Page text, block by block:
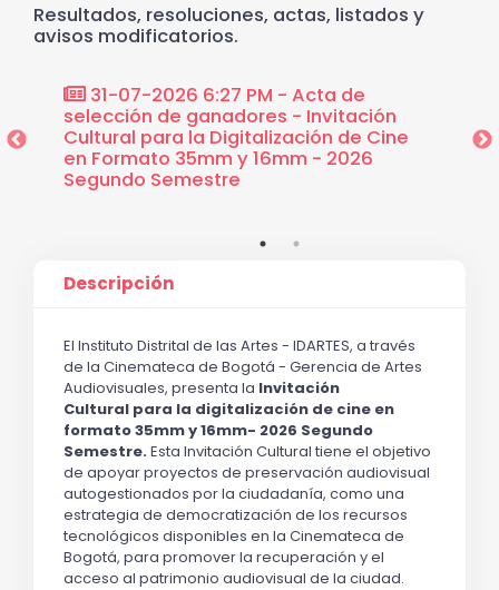
Resultados, resoluciones, actas, listados y
avisos modificatorios.
31-07-2026 6:27 PM - Acta de
selección de ganadores - Invitación
Cultural para la Digitalización de Cine
en Formato 35mm y 16mm - 2026
Segundo Semestre
Descripción
El Instituto Distrital de las Artes - IDARTES, a través
de la Cinemateca de Bogotá - Gerencia de Artes
Audiovisuales, presenta la Invitación
Cultural para la digitalización de cine en
formato 35mm y 16mm- 2026 Segundo
Semestre. Esta Invitación Cultural tiene el objetivo
de apoyar proyectos de preservación audiovisual
autogestionados por la ciudadanía, como una
estrategia de democratización de los recursos
tecnológicos disponibles en la Cinemateca de
Bogotá, para promover la recuperación y el
acceso al patrimonio audiovisual de la ciudad.